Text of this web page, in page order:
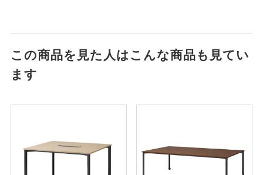
この商品を見た人はこんな商品も見てい
ます